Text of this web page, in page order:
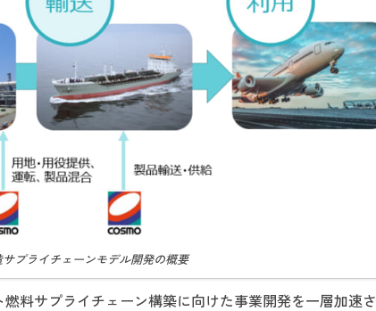
プライチェーンモデル開発の概要
料サプライチェーン構築に向けた事業開発を一層加速さ